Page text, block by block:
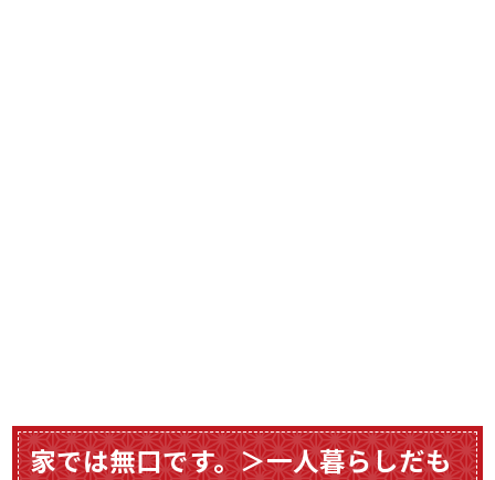
家では無口です。＞一人暮らしだも